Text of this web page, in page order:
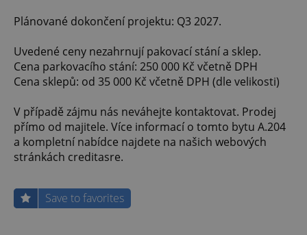
Plánované dokončení projektu: Q3 2027.
Uvedené ceny nezahrnují pakovací stání a sklep.
Cena parkovacího stání: 250 000 Kč včetně DPH
Cena sklepů: od 35 000 Kč včetně DPH (dle velikosti)
V případě zájmu nás neváhejte kontaktovat. Prodej
přímo od majitele. Více informací o tomto bytu A.204
a kompletní nabídce najdete na našich webových
stránkách creditasre.
Save to favorites